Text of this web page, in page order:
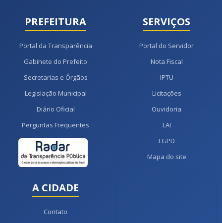
PREFEITURA
Portal da Transparência
Gabinete do Prefeito
Secretarias e Órgãos
Legislação Municipal
Diário Oficial
Perguntas Frequentes
SERVIÇOS
Portal do Servidor
Nota Fiscal
IPTU
Licitações
Ouvidoria
LAI
LGPD
Mapa do site
A CIDADE
Contato